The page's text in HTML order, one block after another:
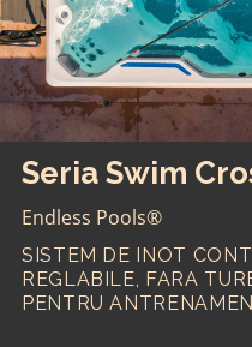
Seria Swim
Endless Pools®
SISTEM DE INOT
REGLABILE, FARA
PENTRU